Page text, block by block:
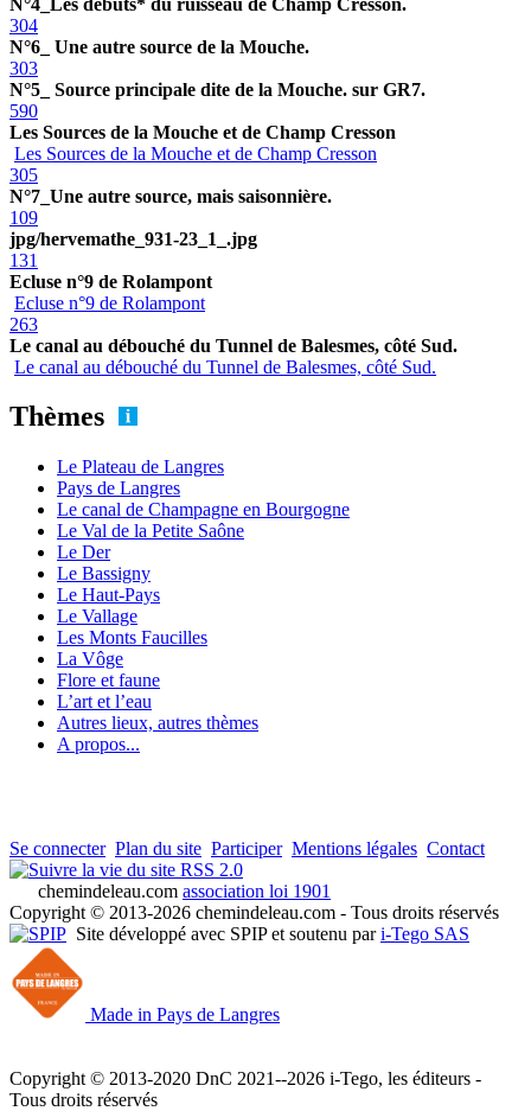
304
N°6_ Une autre source de la Mouche.
303
N°5_ Source principale dite de la Mouche. sur GR7.
590
Les Sources de la Mouche et de Champ Cresson
Les Sources de la Mouche et de Champ Cresson
305
N°7_Une autre source, mais saisonnière.
109
jpg/hervemathe_931-23_1_.jpg
131
Ecluse n°9 de Rolampont
Ecluse n°9 de Rolampont
263
Le canal au débouché du Tunnel de Balesmes, côté Sud.
Le canal au débouché du Tunnel de Balesmes, côté Sud.
Thèmes
Le Plateau de Langres
Pays de Langres
Le canal de Champagne en Bourgogne
Le Val de la Petite Saône
Le Der
Le Bassigny
Le Haut-Pays
Le Vallage
Les Monts Faucilles
La Vôge
Flore et faune
L’art et l’eau
Autres lieux, autres thèmes
A propos...
Se connecter Plan du site Participer Mentions légales Contact
RSS 2.0
chemindeleau.com association loi 1901
Copyright © 2013-2026 chemindeleau.com - Tous droits réservés
Site développé avec SPIP et soutenu pari-Tego SAS
Made in Pays de Langres
Copyright © 2013-2020 DnC 2021--2026 i-Tego, les éditeurs -
Tous droits réservés